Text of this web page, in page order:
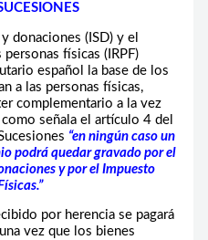
donaciones (ISD) y el
físicas (IRPF)
español la base de los
a las personas físicas,
complementario a la vez
señala el artículo 4 del
“en ningún caso un
podrá quedar gravado por el
y por el Impuesto
por herencia se pagará
vez que los bienes